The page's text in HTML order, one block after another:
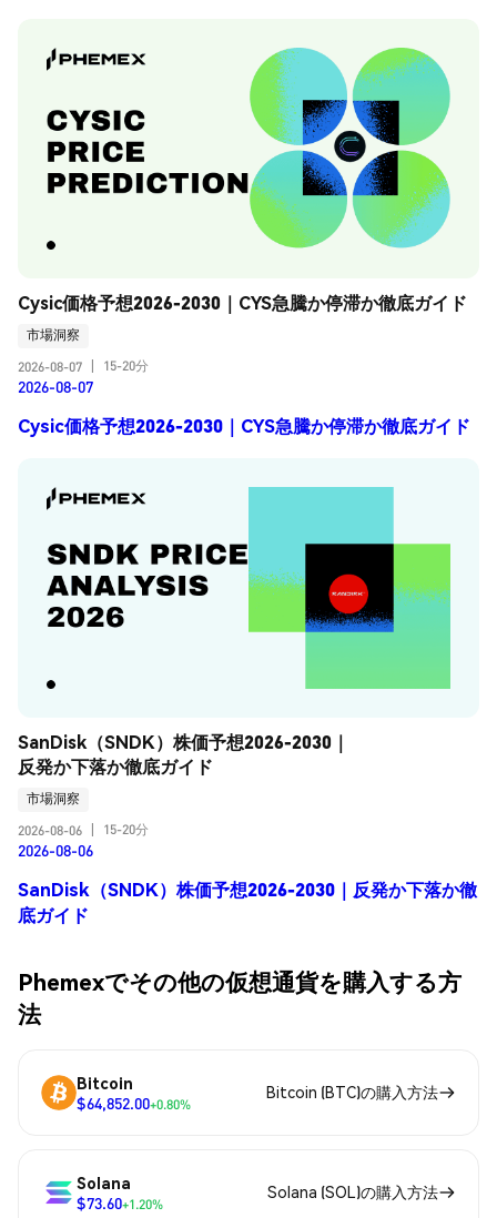
Cysic価格予想2026-2030｜CYS急騰か停滞か徹底ガイド
市場洞察
2026-08-07
15-20分
2026-08-07
Cysic価格予想2026-2030｜CYS急騰か停滞か徹底ガイド
SanDisk（SNDK）株価予想2026-2030｜
反発か下落か徹底ガイド
市場洞察
2026-08-06
15-20分
2026-08-06
SanDisk（SNDK）株価予想2026-2030｜反発か下落か徹
底ガイド
Phemexでその他の仮想通貨を購入する方
法
Bitcoin
$64,852.00+0.80%
Bitcoin (BTC)の購入方法
Solana
$73.60+1.20%
Solana (SOL)の購入方法